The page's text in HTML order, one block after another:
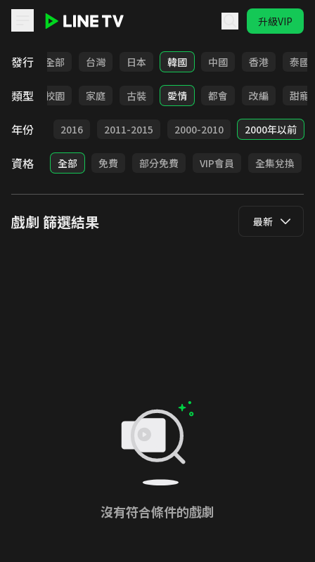
升級VIP
發行 全部 台灣 日本 韓國 中國 香港 泰國
類型
職場 校園 家庭 古裝 愛情 都會 改編 甜寵
年份
2017 2016 2011-2015 2000-2010 2000年以前
資格 全部 免費 部分免費 VIP會員 全集兌換
戲劇 篩選結果 最新
沒有符合條件的戲劇